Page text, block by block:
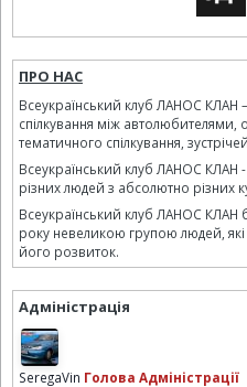
ПРО НАС
Всеукраїнський клуб ЛАНОС КЛАН
спілкування між автолюбителями,
тематичного спілкування,
Всеукраїнський клуб ЛАНОС КЛАН
різних людей з абсолютно різних
Всеукраїнський клуб ЛАНОС КЛАН
року невеликою групою людей,
його розвиток.
Адміністрація
SeregaVin Голова Адміністрації